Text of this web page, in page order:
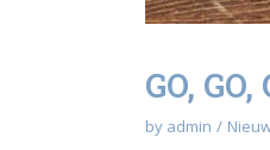
GO, GO,
by admin